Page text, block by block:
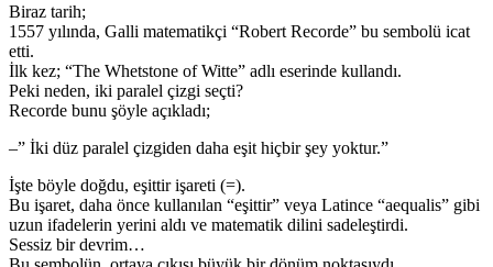
Biraz tarih;
1557 yılında, Galli matematikçi “Robert Recorde” bu sembolü icat
etti.
İlk kez; “The Whetstone of Witte” adlı eserinde kullandı.
Peki neden, iki paralel çizgi seçti?
Recorde bunu şöyle açıkladı;
–” İki düz paralel çizgiden daha eşit hiçbir şey yoktur.”
İşte böyle doğdu, eşittir işareti (=).
Bu işaret, daha önce kullanılan “eşittir” veya Latince “aequalis” gibi
uzun ifadelerin yerini aldı ve matematik dilini sadeleştirdi.
Sessiz bir devrim…